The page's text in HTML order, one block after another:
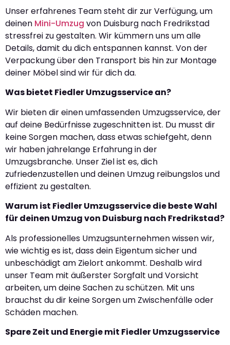
Unser erfahrenes Team steht dir zur Verfügung, um
deinen Mini-Umzug von Duisburg nach Fredrikstad
stressfrei zu gestalten. Wir kümmern uns um alle
Details, damit du dich entspannen kannst. Von der
Verpackung über den Transport bis hin zur Montage
deiner Möbel sind wir für dich da.
Was bietet Fiedler Umzugsservice an?
Wir bieten dir einen umfassenden Umzugsservice, der
auf deine Bedürfnisse zugeschnitten ist. Du musst dir
keine Sorgen machen, dass etwas schiefgeht, denn
wir haben jahrelange Erfahrung in der
Umzugsbranche. Unser Ziel ist es, dich
zufriedenzustellen und deinen Umzug reibungslos und
effizient zu gestalten.
Warum ist Fiedler Umzugsservice die beste Wahl
für deinen Umzug von Duisburg nach Fredrikstad?
Als professionelles Umzugsunternehmen wissen wir,
wie wichtig es ist, dass dein Eigentum sicher und
unbeschädigt am Zielort ankommt. Deshalb wird
unser Team mit äußerster Sorgfalt und Vorsicht
arbeiten, um deine Sachen zu schützen. Mit uns
brauchst du dir keine Sorgen um Zwischenfälle oder
Schäden machen.
Spare Zeit und Energie mit Fiedler Umzugsservice